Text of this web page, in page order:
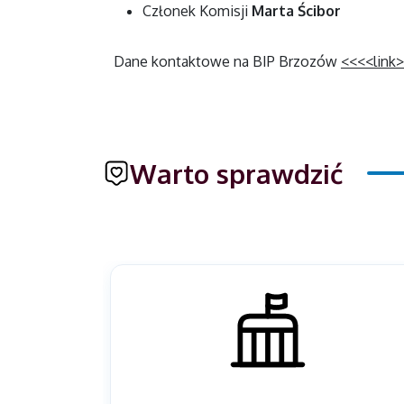
Członek Komisji Marta Ścibor
Dane kontaktowe na BIP Brzozów
Warto sprawdzić